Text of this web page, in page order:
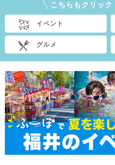
こちらもクリッ
イベント
グルメ